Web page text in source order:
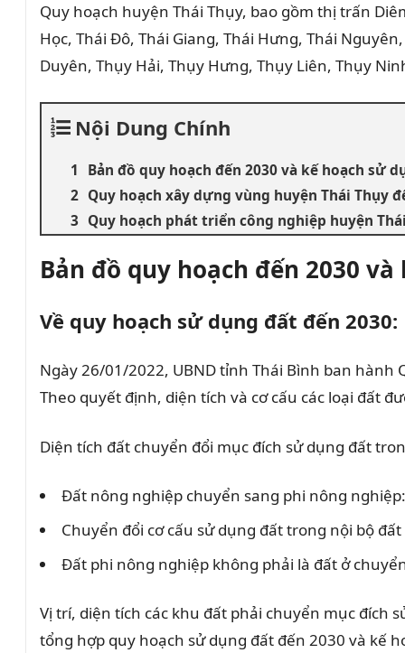
Quy hoạch huyện Thái Thụy, bao gồm thị trấn
Học, Thái Đô, Thái Giang, Thái Hưng, Thái
Duyên, Thụy Hải, Thụy Hưng, Thụy Liên, Thụy
Nội Dung Chính
Bản đồ quy hoạch đến 2030 và kế hoạch sử
Quy hoạch xây dựng vùng huyện Thái Thụy
Quy hoạch phát triển công nghiệp huyện
Bản đồ quy hoạch đến 2030
Về quy hoạch sử dụng đất đến 2030:
Ngày 26/01/2022, UBND tỉnh Thái Bình ban hành
Theo quyết định, diện tích và cơ cấu các loại đất
Diện tích đất chuyển đổi mục đích sử dụng đất
Đất nông nghiệp chuyển sang phi nông
Chuyển đổi cơ cấu sử dụng đất trong nội bộ
Đất phi nông nghiệp không phải là đất ở
Vị trí, diện tích các khu đất phải chuyển mục đích
tổng hợp quy hoạch sử dụng đất đến 2030 và kế